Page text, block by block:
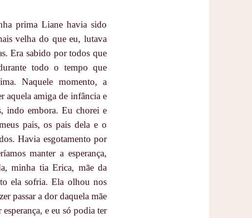
prima Liane havia sido
velha do que eu, lutava
Era sabido por todos que
todo o tempo que
Naquele momento, a
aquela amiga de infância e
indo embora. Eu chorei e
pais, os pais dela e o
Havia esgotamento por
manter a esperança,
minha tia Erica, mãe da
ela sofria. Ela olhou nos
passar a dor daquela mãe
e eu só podia ter